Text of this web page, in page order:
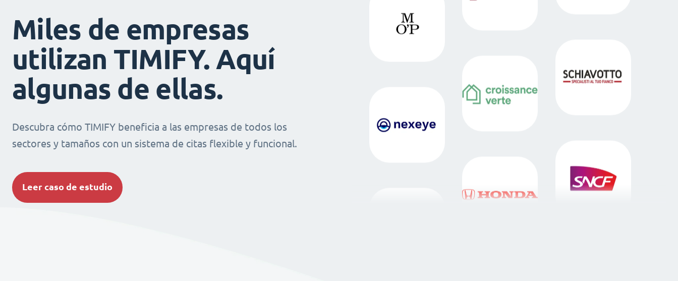
Miles de empresas
utilizan TIMIFY. Aquí
algunas de ellas.
Descubra cómo TIMIFY beneficia a las empresas de todos los
sectores y tamaños con un sistema de citas flexible y funcional.
Leer caso de estudio